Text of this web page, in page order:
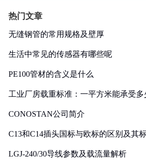
热门文章
无缝钢管的常用规格及壁厚
生活中常见的传感器有哪些呢
PE100管材的含义是什么
工业厂房载重标准：一平方米能承受多
CONOSTAN公司简介
C13和C14插头国标与欧标的区别及其
LGJ-240/30导线参数及载流量解析